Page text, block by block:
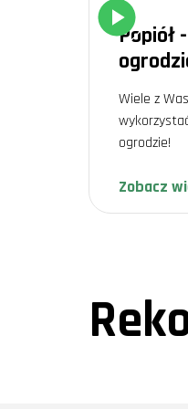
Popiół
Wiele z
ogrodzie!
Zobacz